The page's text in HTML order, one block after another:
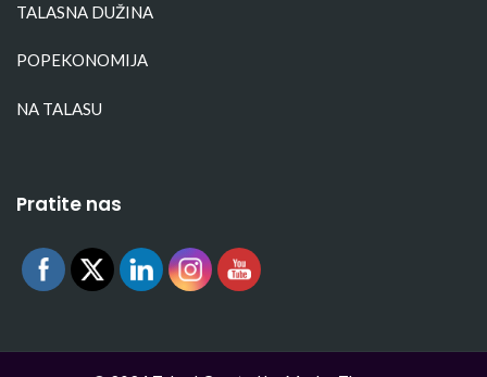
TALASNA DUŽINA
POPEKONOMIJA
NA TALASU
Pratite nas